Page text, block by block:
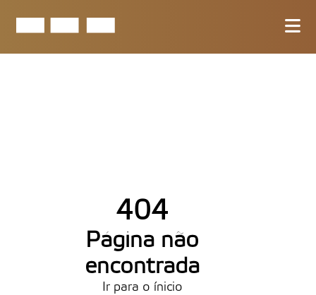
404
Página não
encontrada
Ir para o ínicio